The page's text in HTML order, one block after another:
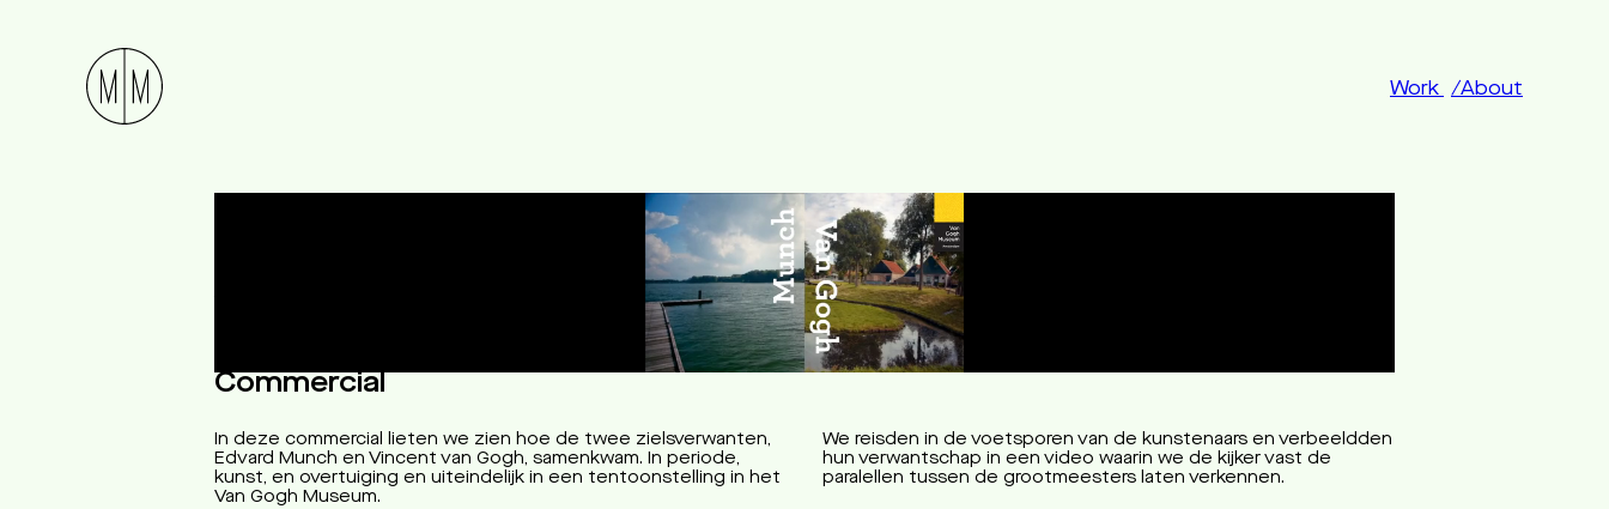
Work About
Commercial
In deze commercial lieten we zien hoe de twee zielsverwanten,
Edvard Munch en Vincent van Gogh, samenkwam. In periode,
kunst, en overtuiging en uiteindelijk in een tentoonstelling in het
Van Gogh Museum.
We reisden in de voetsporen van de kunstenaars en verbeeldden
hun verwantschap in een video waarin we de kijker vast de
paralellen tussen de grootmeesters laten verkennen.